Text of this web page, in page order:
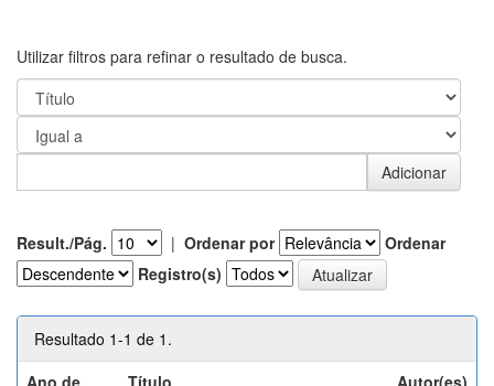
Utilizar filtros para refinar o resultado de busca.
Result./Pág. | Ordenar por
Ordenar
Registro(s)
Resultado 1-1 de 1.
Ano de
Título Autor(es)